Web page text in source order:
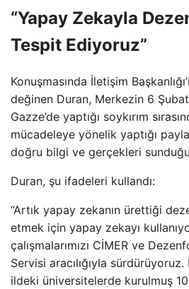
“Yapay Zekayla
Tespit Ediyoruz”
Konuşmasında İletişim
değinen Duran, Merkezin 6
Gazze’de yaptığı soykırım
mücadeleye yönelik yaptığı
doğru bilgi ve gerçekleri
Duran, şu ifadeleri kullandı:
“Artık yapay zekanın ürettiği
etmek için yapay zekayı
çalışmalarımızı CİMER ve
Servisi aracılığıyla
ildeki üniversitelerde kurulmuş